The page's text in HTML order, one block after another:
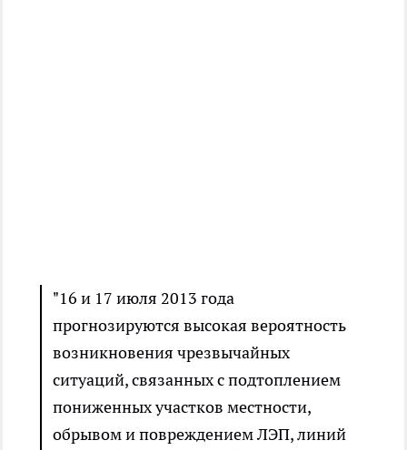
"16 и 17 июля 2013 года
прогнозируются высокая вероятность
возникновения чрезвычайных
ситуаций, связанных с подтоплением
пониженных участков местности,
обрывом и повреждением ЛЭП, линий